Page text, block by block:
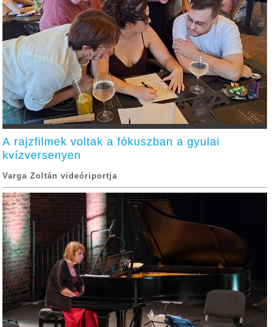
A rajzfilmek voltak a fókuszban a gyulai
kvízversenyen
Varga Zoltán videóriportja